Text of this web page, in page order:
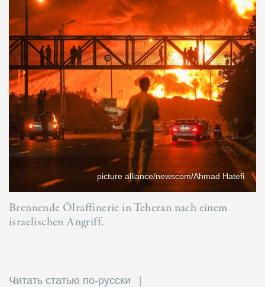
picture alliance/newscom/Ahmad Hatefi
Brennende Ölraffinerie in Teheran nach einem
israelischen Angriff.
Читать статью по-русски